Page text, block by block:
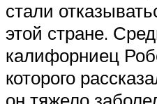
стали
этой стране.
калифорниец
которого